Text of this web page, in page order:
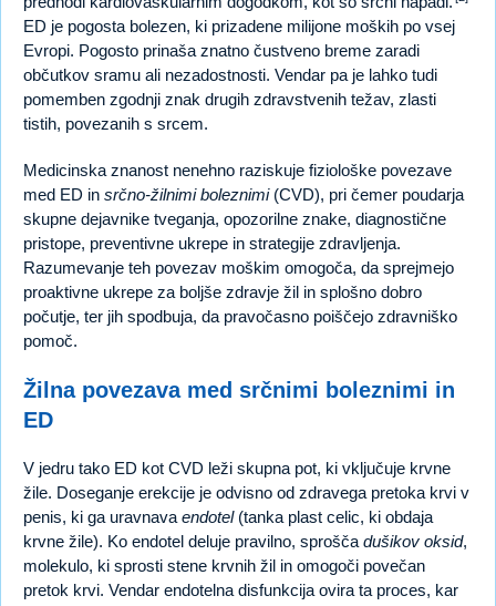
ED je pogosta bolezen, ki prizadene milijone moških po vsej
Evropi. Pogosto prinaša znatno čustveno breme zaradi
občutkov sramu ali nezadostnosti. Vendar pa je lahko tudi
pomemben zgodnji znak drugih zdravstvenih težav, zlasti
tistih, povezanih s srcem.
Medicinska znanost nenehno raziskuje fiziološke povezave
med ED in srčno-žilnimi boleznimi(CVD), pri čemer poudarja
skupne dejavnike tveganja, opozorilne znake, diagnostične
pristope, preventivne ukrepe in strategije zdravljenja.
Razumevanje teh povezav moškim omogoča, da sprejmejo
proaktivne ukrepe za boljše zdravje žil in splošno dobro
počutje, ter jih spodbuja, da pravočasno poiščejo zdravniško
pomoč.
Žilna povezava med srčnimi boleznimi in
ED
V jedru tako ED kot CVD leži skupna pot, ki vključuje krvne
žile. Doseganje erekcije je odvisno od zdravega pretoka krvi v
penis, ki ga uravnava endotel(tanka plast celic, ki obdaja
krvne žile). Ko endotel deluje pravilno, sprošča dušikov oksid,
molekulo, ki sprosti stene krvnih žil in omogoči povečan
pretok krvi. Vendar endotelna disfunkcija ovira ta proces, kar